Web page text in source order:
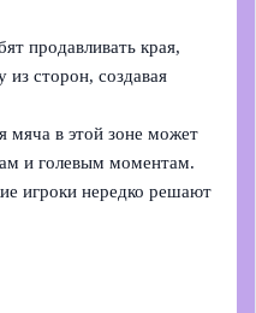
продавливать края,
сторон, создавая
мяча в этой зоне может
и голевым моментам.
игроки нередко решают